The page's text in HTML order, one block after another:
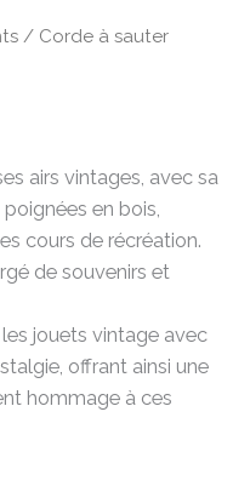
/ Corde à sauter
airs vintages, avec sa
en bois,
cours de récréation.
de souvenirs et
jouets vintage avec
offrant ainsi une
hommage à ces